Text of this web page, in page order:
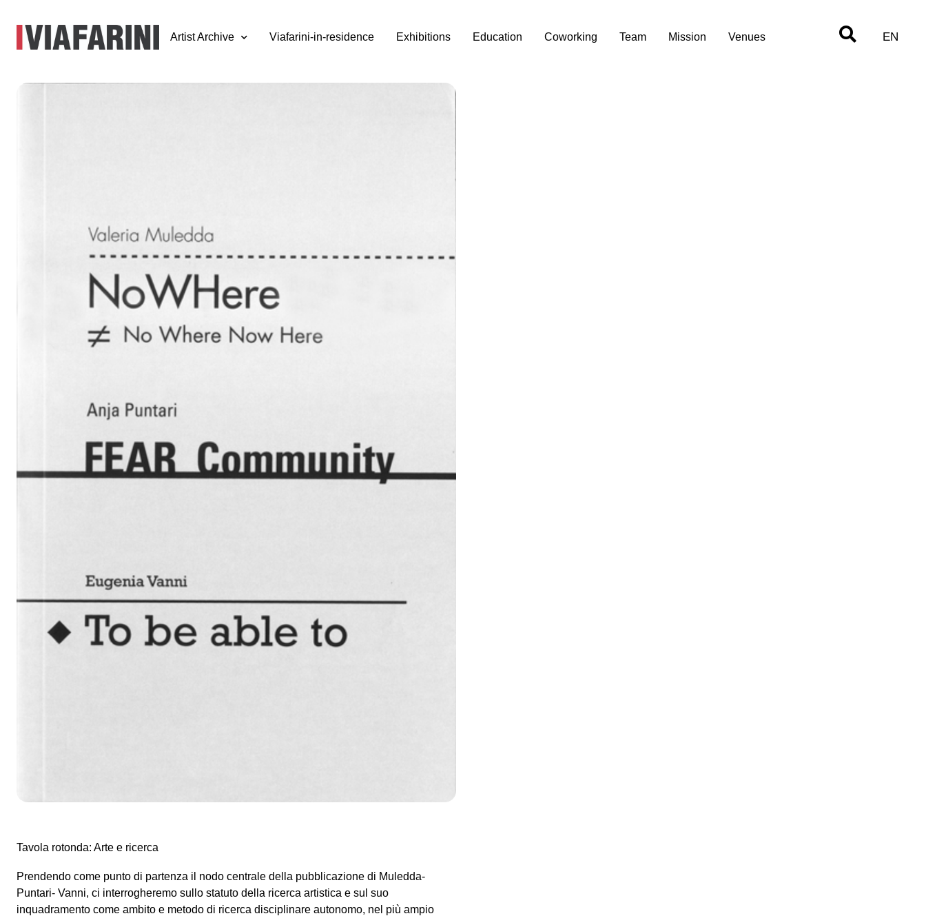
Artist Archive Viafarini-in-residence Exhibitions Education Coworking Team Mission Venues EN
10 novembre 2012
a cura di Simone Frangi
Nuova rubrica di approfondimento di Viafarini DOCVA, Bookcrossing Zones si
focalizza sull’attualità editoriale nell’ambito della ricerca artistica e teorica sul
contemporaneo. Ispirandosi al formato della disseminazione gratuita e collaborativa di
programmazione annuale – delle metaforiche “zone di scambio” che assumeranno
contemporaneo. "Incrociare un libro" ci permetterà di uscire dal formato standard della
presentazione di volumi, prolungando i contenuti editoriali in un forum fisco e virtuale,
nello spirito della libertà d’iniziativa che contraddistingue la pratica partecipativa del
10 Novembre 2012, ore 17.30
DOCVA – Documentation Center of Visual Arts
con Valeria Muledda, Anja Puntari, Eugenia Vanni
Tavola rotonda: Arte e ricerca
Prendendo come punto di partenza il nodo centrale della pubblicazione di Muledda-
Puntari- Vanni, ci interrogheremo sullo statuto della ricerca artistica e sul suo
inquadramento come ambito e metodo di ricerca disciplinare autonomo, nel più ampio